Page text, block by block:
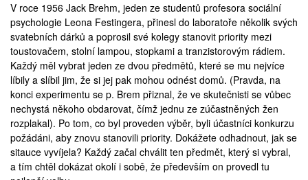
V roce 1956 Jack Brehm, jeden ze studentů profesora sociální
psychologie Leona Festingera, přinesl do laboratoře několik svých
svatebních dárků a poprosil své kolegy stanovit priority mezi
toustovačem, stolní lampou, stopkami a tranzistorovým rádiem.
Každý měl vybrat jeden ze dvou předmětů, které se mu nejvíce
líbily a slíbil jim, že si jej pak mohou odnést domů. (Pravda, na
konci experimentu se p. Brem přiznal, že ve skutečnisti se vůbec
nechystá někoho obdarovat, čímž jednu ze zúčastněných žen
rozplakal). Po tom, co byl proveden výběr, byli účastníci konkurzu
požádáni, aby znovu stanovili priority. Dokážete odhadnout, jak se
sitauce vyvíjela? Každý začal chválit ten předmět, který si vybral,
a tím chtěl dokázat okolí i sobě, že především on provedl tu